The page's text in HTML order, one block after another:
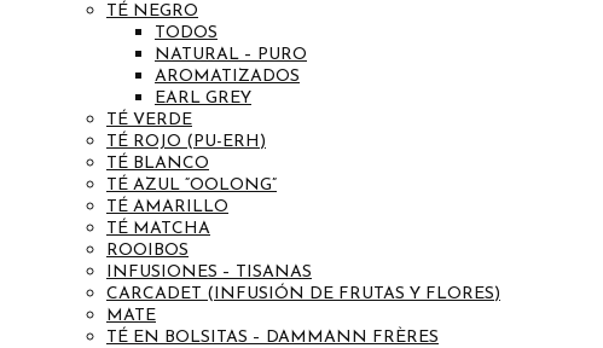
TÉ NEGRO
TODOS
NATURAL – PURO
AROMATIZADOS
EARL GREY
TÉ VERDE
TÉ ROJO (PU-ERH)
TÉ BLANCO
TÉ AZUL “OOLONG”
TÉ AMARILLO
TÉ MATCHA
ROOIBOS
INFUSIONES – TISANAS
CARCADET (INFUSIÓN DE FRUTAS Y FLORES)
MATE
TÉ EN BOLSITAS – DAMMANN FRÈRES